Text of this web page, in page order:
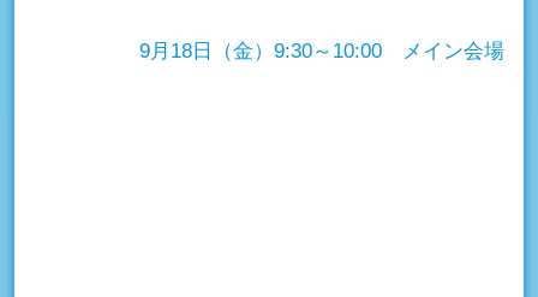
9月18日（金）9:30～10:00 メイン会場